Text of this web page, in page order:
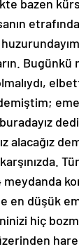
bazen
alacağız
meydanda
en düşük
hiç